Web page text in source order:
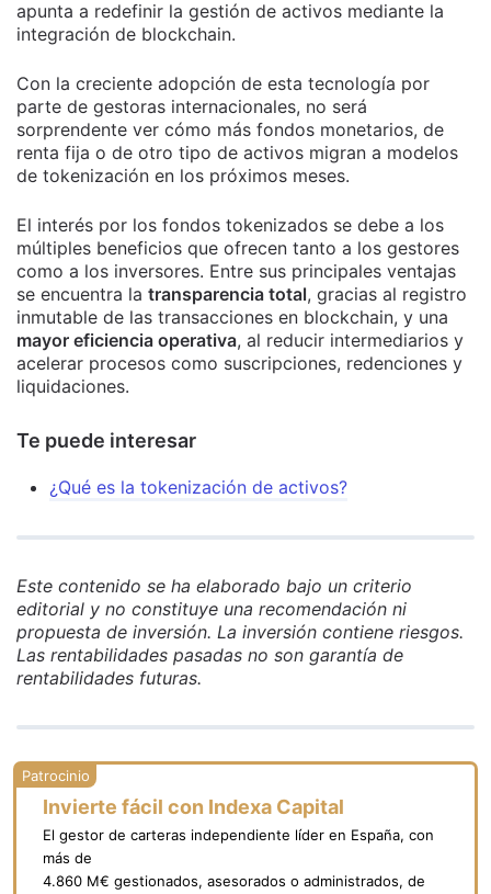
apunta a redefinir la gestión de activos mediante la
integración de blockchain.
Con la creciente adopción de esta tecnología por
parte de gestoras internacionales, no será
sorprendente ver cómo más fondos monetarios, de
renta fija o de otro tipo de activos migran a modelos
de tokenización en los próximos meses.
El interés por los fondos tokenizados se debe a los
múltiples beneficios que ofrecen tanto a los gestores
como a los inversores. Entre sus principales ventajas
se encuentra la transparencia total, gracias al registro
inmutable de las transacciones en blockchain, y una
mayor eficiencia operativa, al reducir intermediarios y
acelerar procesos como suscripciones, redenciones y
liquidaciones.
Te puede interesar
¿Qué es la tokenización de activos?
Este contenido se ha elaborado bajo un criterio
editorial y no constituye una recomendación ni
propuesta de inversión. La inversión contiene riesgos.
Las rentabilidades pasadas no son garantía de
rentabilidades futuras.
Invierte fácil con Indexa Capital
El gestor de carteras independiente líder en España, con
más de
4.860 M€ gestionados, asesorados o administrados, de